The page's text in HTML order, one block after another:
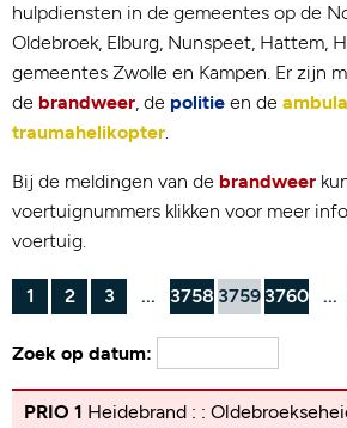
hulpdiensten in de gemeentes op de
Oldebroek, Elburg, Nunspeet, Hattem,
gemeentes Zwolle en Kampen. Er zijn
de brandweer, de politie en de
traumahelikopter.
Bij de meldingen van de brandweer
voertuignummers klikken voor meer
voertuig.
1 2 3 ... 3758 3759 3760 ...
Zoek op datum:
PRIO 1 Heidebrand : :